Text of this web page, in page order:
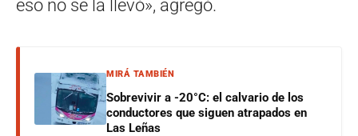
eso no se la llevó», agregó.
MIRÁ TAMBIÉN
Sobrevivir a -20°C: el calvario de los
conductores que siguen atrapados en
Las Leñas